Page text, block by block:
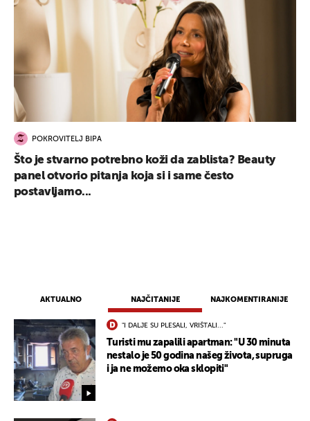
AKTUALNO NAJČITANIJE NAJKOMENTIRANIJE
"I DALJE SU PLESALI, VRIŠTALI..."
Turisti mu zapalili apartman: "U 30 minuta
nestalo je 50 godina našeg života, supruga
i ja ne možemo oka sklopiti"
POKROVITELJ BIPA
Što je stvarno potrebno koži da zablista? Beauty
panel otvorio pitanja koja si i same često
postavljamo...